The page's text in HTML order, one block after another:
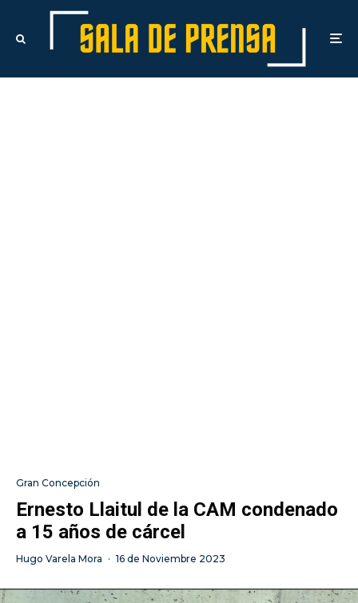
Gran Concepción
Ernesto Llaitul de la CAM condenado
a 15 años de cárcel
Hugo Varela Mora · 16 de Noviembre 2023